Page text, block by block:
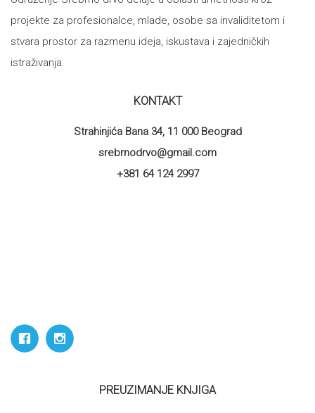
projekte za profesionalce, mlade, osobe sa invaliditetom i
stvara prostor za razmenu ideja, iskustava i zajedničkih
istraživanja.
KONTAKT
Strahinjića Bana 34, 11 000 Beograd
srebrnodrvo@gmail.com
+381 64 124 2997
PREUZIMANJE KNJIGA